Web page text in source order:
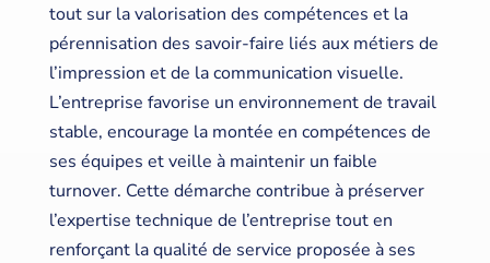
tout sur la valorisation des compétences et la
pérennisation des savoir-faire liés aux métiers de
l’impression et de la communication visuelle.
L’entreprise favorise un environnement de travail
stable, encourage la montée en compétences de
ses équipes et veille à maintenir un faible
turnover. Cette démarche contribue à préserver
l’expertise technique de l’entreprise tout en
renforçant la qualité de service proposée à ses